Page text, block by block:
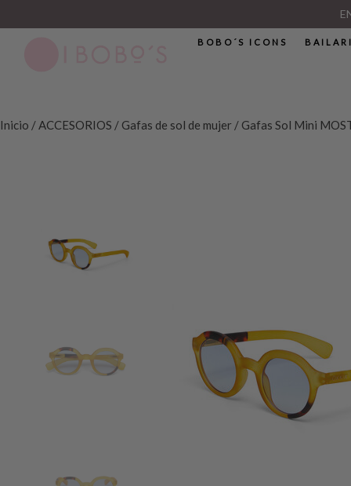
BOBO´S ICONS
Inicio /ACCESORIOS / Gafas de sol de mujer / Gafas Sol Mini